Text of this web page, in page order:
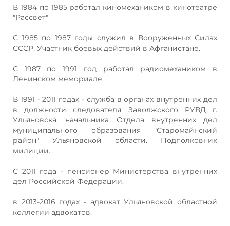
В 1984 по 1985 работал киномехаником в кинотеатре
"Рассвет"
С 1985 по 1987 годы служил в Вооруженных Силах
СССР. Участник боевых действий в Афганистане.
С 1987 по 1991 год работал радиомехаником в
Ленинском мемориале.
В 1991 - 2011 годах - служба в органах внутренних дел
в должности следователя Заволжского РУВД г.
Ульяновска, начальника Отдела внутренних дел
муниципального образования "Старомайнский
район" Ульяновской области. Подполковник
милиции.
С 2011 года - пенсионер Министерства внутренних
дел Российской Федерации.
в 2013-2016 годах - адвокат Ульяновской областной
коллегии адвокатов.